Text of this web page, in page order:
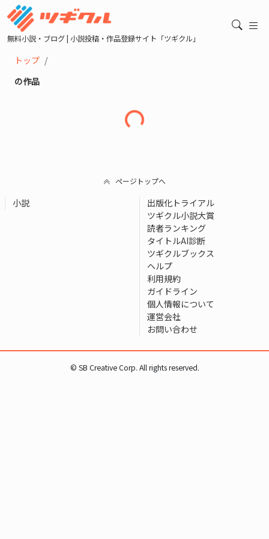
無料小説・ブログ | 小説投稿・作品登録サイト「ツギクル」
トップ
の作品
読み込み中...
ページトップへ
小説
出版化トライアル
ツギクル小説大賞
読者ランキング
タイトルAI診断
ツギクルブックス
ヘルプ
利用規約
ガイドライン
個人情報について
運営会社
お問い合わせ
© SB Creative Corp. All rights reserved.